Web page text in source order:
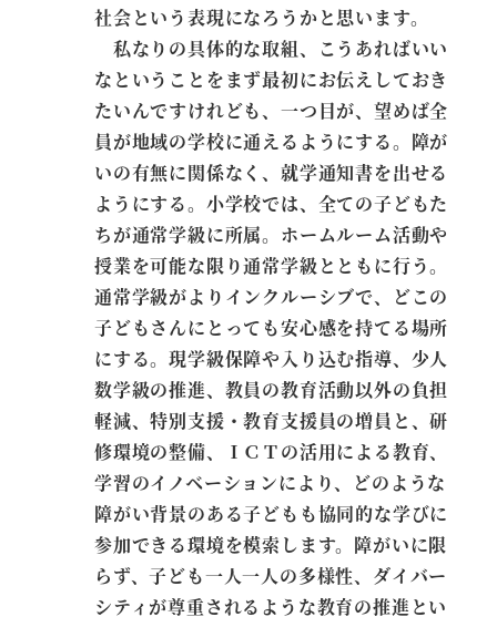
社会という表現になろうかと思います。
私なりの具体的な取組、こうあればいい
なということをまず最初にお伝えしておき
たいんですけれども、一つ目が、望めば全
員が地域の学校に通えるようにする。障が
いの有無に関係なく、就学通知書を出せる
ようにする。小学校では、全ての子どもた
ちが通常学級に所属。ホームルーム活動や
授業を可能な限り通常学級とともに行う。
通常学級がよりインクルーシブで、どこの
子どもさんにとっても安心感を持てる場所
にする。現学級保障や入り込む指導、少人
数学級の推進、教員の教育活動以外の負担
軽減、特別支援・教育支援員の増員と、研
修環境の整備、ＩＣＴの活用による教育、
学習のイノベーションにより、どのような
障がい背景のある子どもも協同的な学びに
参加できる環境を模索します。障がいに限
らず、子ども一人一人の多様性、ダイバー
シティが尊重されるような教育の推進とい